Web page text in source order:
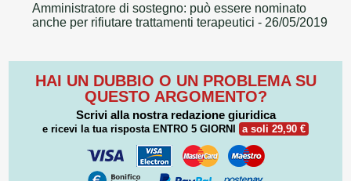
Amministratore di sostegno: può essere nominato
anche per rifiutare trattamenti terapeutici - 26/05/2019
HAI UN DUBBIO O UN PROBLEMA SU
QUESTO ARGOMENTO?
Scrivi alla nostra redazione giuridica
e ricevi la tua risposta ENTRO 5 GIORNI a soli 29,90 €